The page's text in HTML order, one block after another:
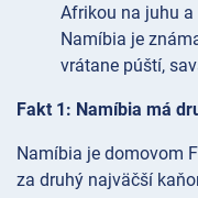
Afrikou na juhu
Namíbia je
vrátane púští,
Fakt 1: Namíbia má
Namíbia je domovom
za druhý najväčší